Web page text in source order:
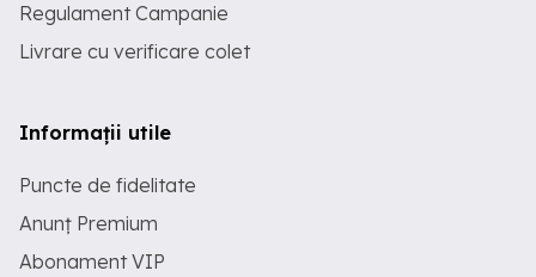
Regulament Campanie
Livrare cu verificare colet
Informații utile
Puncte de fidelitate
Anunț Premium
Abonament VIP